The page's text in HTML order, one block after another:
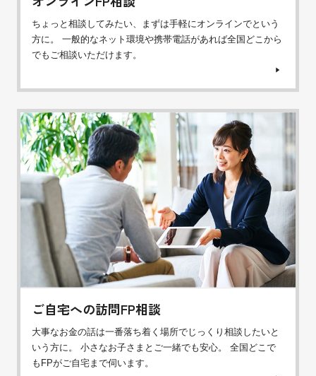
ちょっと相談してみたい、まずは手軽にオンラインでという
方に。 一般的なネット環境や携帯電話があれば全国どこから
でもご相談いただけます。
ご自宅への訪問FP相談
大事なお金の話は一番落ち着く場所でじっくり相談したいと
いう方に。 小さなお子さまとご一緒でも安心。 全国どこで
もFPがご自宅まで伺います。